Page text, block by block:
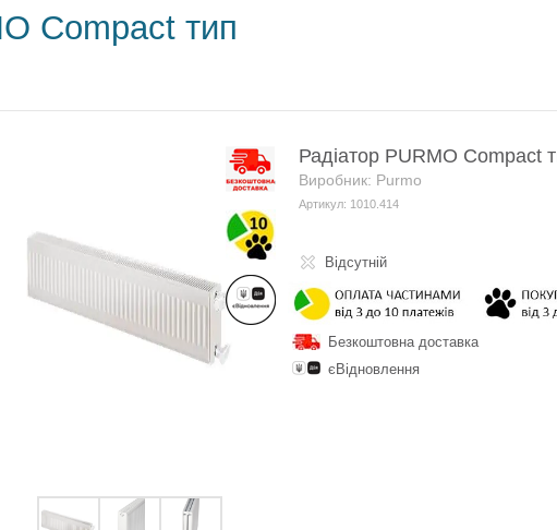
Compact тип
Радіатор PURMO Compact
Виробник: Purmo
Артикул: 1010.414
Відсутній
Безкоштовна доставка
єВідновлення